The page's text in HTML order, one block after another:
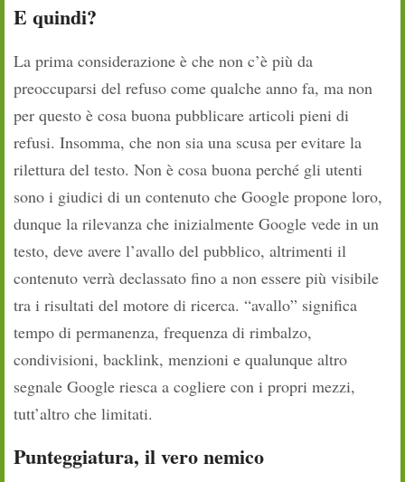
E quindi?
La prima considerazione è che non c’è più da
preoccuparsi del refuso come qualche anno fa, ma non
per questo è cosa buona pubblicare articoli pieni di
refusi. Insomma, che non sia una scusa per evitare la
rilettura del testo. Non è cosa buona perché gli utenti
sono i giudici di un contenuto che Google propone loro,
dunque la rilevanza che inizialmente Google vede in un
testo, deve avere l’avallo del pubblico, altrimenti il
contenuto verrà declassato fino a non essere più visibile
tra i risultati del motore di ricerca. “avallo” significa
tempo di permanenza, frequenza di rimbalzo,
condivisioni, backlink, menzioni e qualunque altro
segnale Google riesca a cogliere con i propri mezzi,
tutt’altro che limitati.
Punteggiatura, il vero nemico